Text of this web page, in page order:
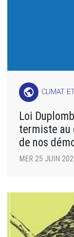
public CLIMAT
Loi
termiste au
de nos
MER 25 JUIN